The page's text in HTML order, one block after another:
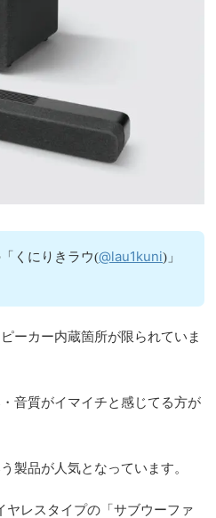
くにりきラウ(@lau1kuni)」
ーカー内蔵箇所が限られていま
音質がイマイチと感じてる方が
製品が人気となっています。
ヤレスタイプの「サブウーファ